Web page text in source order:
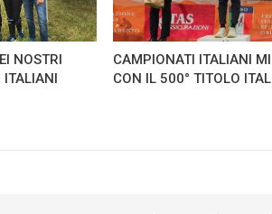
NOSTRI
ITALIANI
CAMPIONATI ITALIANI
CON IL 500° TITOLO